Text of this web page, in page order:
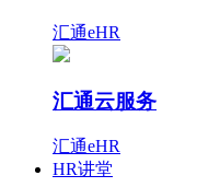
汇通eHR
汇通云服务
汇通eHR
HR讲堂